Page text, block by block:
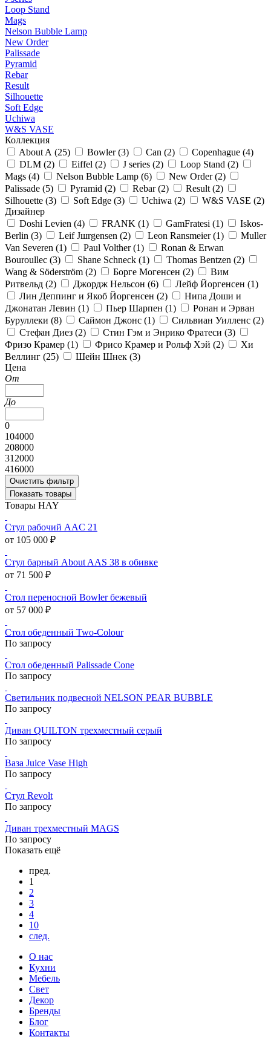
Loop Stand
Mags
Nelson Bubble Lamp
New Order
Palissade
Pyramid
Rebar
Result
Silhouette
Soft Edge
Uchiwa
W&S VASE
Коллекция
About A (25) Bowler (3) Can (2) Copenhague (4)
DLM (2) Eiffel (2) J series (2) Loop Stand (2)
Mags (4) Nelson Bubble Lamp (6) New Order (2)
Palissade (5) Pyramid (2) Rebar (2) Result (2)
Silhouette (3) Soft Edge (3) Uchiwa (2) W&S VASE (2)
Дизайнер
Doshi Levien (4) FRANK (1) GamFratesi (1)
Iskos-
Berlin (3) Leif Jшrgensen (2) Leon Ransmeier (1)
Muller
Van Severen (1) Paul Volther (1)
Ronan & Erwan
Bouroullec (3) Shane Schneck (1) Thomas Bentzen (2)
Wang & Söderström (2) Борге Могенсен (2)
Вим
Ритвельд (2) Джордж Нельсон (6) Лейф Йоргенсен (1)
Лин Деппинг и Якоб Йоргенсен (2)
Нипа Доши и
Джонатан Левин (1) Пьер Шарпен (1)
Ронан и Эрван
Буруллеки (8) Саймон Джонс (1) Сильвиан Уилленс (2)
Стефан Диез (2) Стин Гэм и Энрико Фратеси (3)
Фризо Крамер (1) Фрисо Крамер и Рольф Хэй (2)
Хи
Веллинг (25) Шейн Шнек (3)
Цена
От
До
0
104000
208000
312000
416000
Очистить фильтр
Показать товары
Товары HAY
Стул рабочий AAC 21
от 105 000 ₽
Стул барный About AAS 38 в обивке
от 71 500 ₽
Стол переносной Bowler бежевый
от 57 000 ₽
Стол обеденный Two-Colour
По запросу
Стол обеденный Palissade Cone
По запросу
Светильник подвесной NELSON PEAR BUBBLE
По запросу
Диван QUILTON трехместный серый
По запросу
Ваза Juice Vase High
По запросу
Стул Revolt
По запросу
Диван трехместный MAGS
По запросу
Показать ещё
пред.
1
2
3
4
10
след.
О нас
Кухни
Мебель
Свет
Декор
Бренды
Блог
Контакты